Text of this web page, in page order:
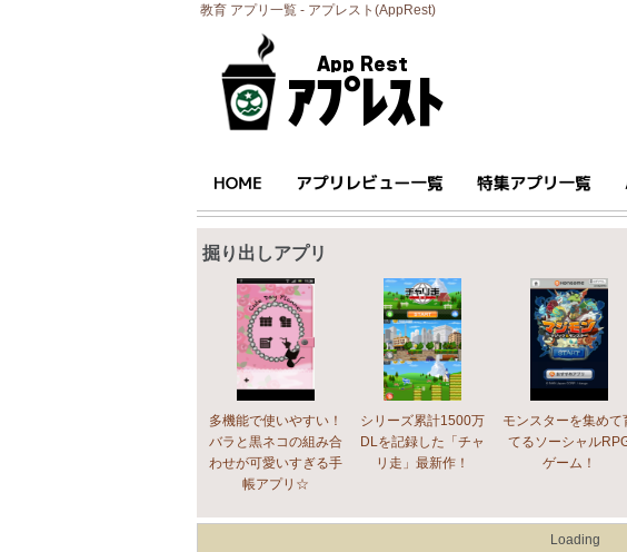
教育 アプリ一覧 - アプレスト(AppRest)
掘り出しアプリ
多機能で使いやすい！
バラと黒ネコの組み合
わせが可愛いすぎる手
帳アプリ☆
シリーズ累計1500万
DLを記録した「チャ
リ走」最新作！
モンスターを集めて
てるソーシャル
ゲーム！
Loading